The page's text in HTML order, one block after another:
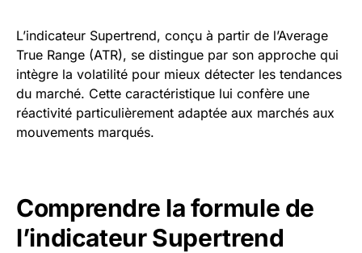
L’indicateur Supertrend, conçu à partir de l’Average
True Range (ATR), se distingue par son approche qui
intègre la volatilité pour mieux détecter les tendances
du marché. Cette caractéristique lui confère une
réactivité particulièrement adaptée aux marchés aux
mouvements marqués.
Comprendre la formule de
l’indicateur Supertrend